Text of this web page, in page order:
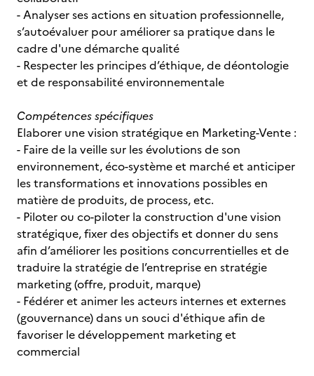
- Analyser ses actions en situation professionnelle,
s’autoévaluer pour améliorer sa pratique dans le
cadre d'une démarche qualité
- Respecter les principes d’éthique, de déontologie
et de responsabilité environnementale
Compétences spécifiques
Elaborer une vision stratégique en Marketing-Vente :
- Faire de la veille sur les évolutions de son
environnement, éco-système et marché et anticiper
les transformations et innovations possibles en
matière de produits, de process, etc.
- Piloter ou co-piloter la construction d'une vision
stratégique, fixer des objectifs et donner du sens
afin d’améliorer les positions concurrentielles et de
traduire la stratégie de l’entreprise en stratégie
marketing (offre, produit, marque)
- Fédérer et animer les acteurs internes et externes
(gouvernance) dans un souci d'éthique afin de
favoriser le développement marketing et
commercial